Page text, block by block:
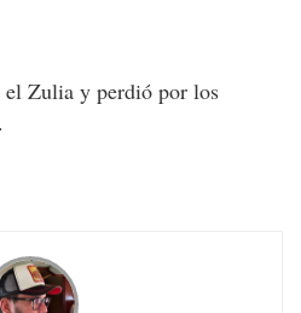
Zulia y perdió por los